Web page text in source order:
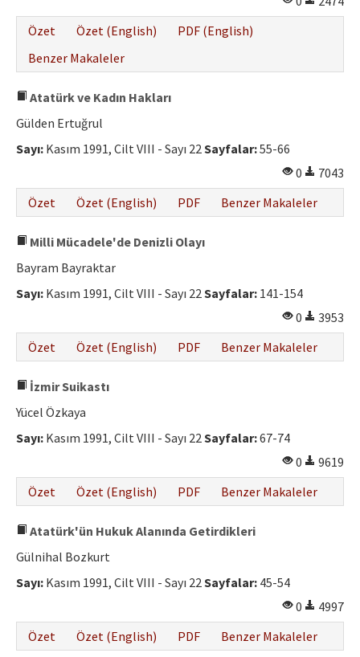
Özet
Özet (English)
PDF (English)
Benzer Makaleler
Atatürk ve Kadın Hakları
Gülden Ertuğrul
Sayı: Kasım 1991, Cilt VIII - Sayı 22Sayfalar:55-66
0
7043
Özet
Özet (English) PDF Benzer Makaleler
Milli Mücadele'de Denizli Olayı
Bayram Bayraktar
Sayı: Kasım 1991, Cilt VIII - Sayı 22Sayfalar: 141-154
0
3953
Özet
Özet (English) PDF Benzer Makaleler
İzmir Suikastı
Yücel Özkaya
Sayı: Kasım 1991, Cilt VIII - Sayı 22Sayfalar:67-74
0
9619
Özet
Özet (English) PDF Benzer Makaleler
Atatürk'ün Hukuk Alanında Getirdikleri
Gülnihal Bozkurt
Sayı: Kasım 1991, Cilt VIII - Sayı 22Sayfalar: 45-54
0
4997
Özet
Özet (English) PDF Benzer Makaleler